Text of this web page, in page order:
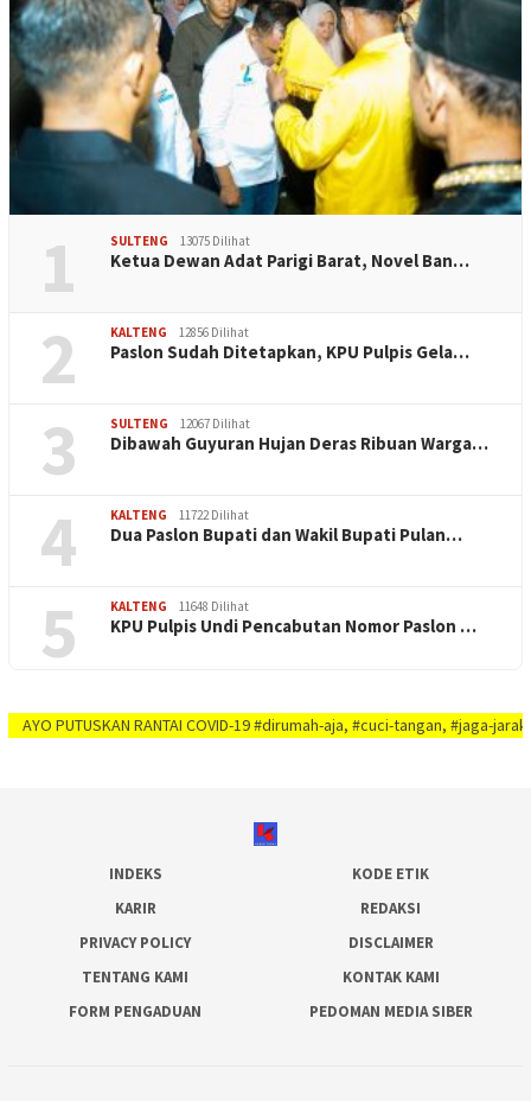
1 SULTENG 13075 Dilihat
Ketua Dewan Adat Parigi Barat, Novel Ban…
2 KALTENG 12856 Dilihat
Paslon Sudah Ditetapkan, KPU Pulpis Gela…
3 SULTENG 12067 Dilihat
Dibawah Guyuran Hujan Deras Ribuan Warga…
4 KALTENG 11722 Dilihat
Dua Paslon Bupati dan Wakil Bupati Pulan…
5 KALTENG 11648 Dilihat
KPU Pulpis Undi Pencabutan Nomor Paslon …
RANTAI COVID-19 #dirumah-aja, #cuci-tangan, #jaga-jarak,
INDEKS
KODE ETIK
KARIR
REDAKSI
PRIVACY POLICY
DISCLAIMER
TENTANG KAMI
KONTAK KAMI
FORM PENGADUAN
PEDOMAN MEDIA SIBER